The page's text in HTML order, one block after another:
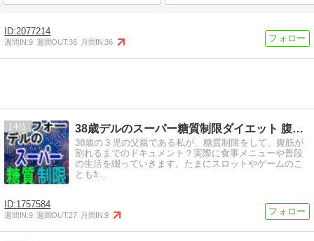
2077214
週間IN:9 週間OUT:36 月間IN:36
14 38歳デルのスーパー糖質制限ダイエット 腹筋割れろの巻
38歳の３児の父親である私が、糖質制限をして、腹筋が
割れるまでのドキュメント？実際に食事メニューや普段
の生活を綴っていきます。たまにスロットやゲームのこ
ともｶ…
1757584
週間IN:9 週間OUT:27 月間IN:9